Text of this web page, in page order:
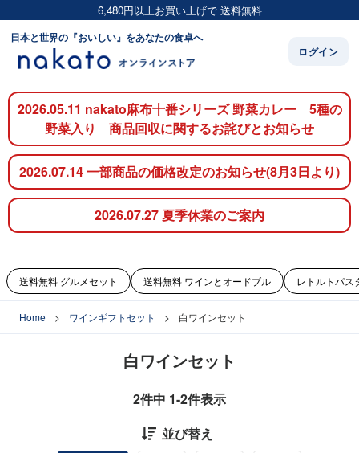
6,480円以上お買い上げで 送料無料
日本と世界の『おいしい』をあなたの食卓へ
ログイン
2026.05.11 nakato麻布十番シリーズ 野菜カレー 5種の
野菜入り 商品回収に関するお詫びとお知らせ
2026.07.14 一部商品の価格改定のお知らせ(8月3日より)
2026.07.27 夏季休業のご案内
送料無料 グルメセット 送料無料 ワインとオードブル レトルトパス
Home ワインギフトセット 白ワインセット
白ワインセット
並び替え
2件中 1-2件表示